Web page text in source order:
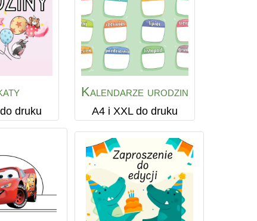
druku
Kalendarze urodzin
A4 i XXL do druku